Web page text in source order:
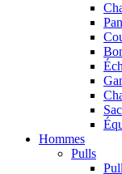
Hommes
Pulls